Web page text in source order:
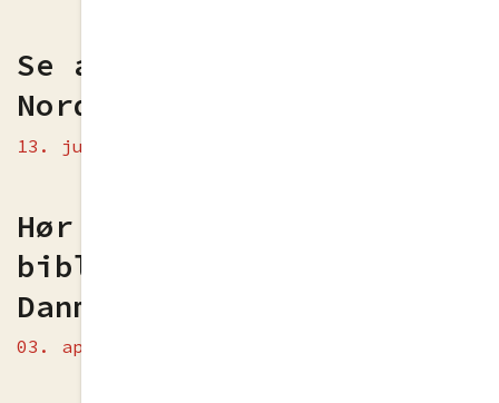
Se alle talerne fra
Nordisk Talefest 2024
13. jun 2024
Hør unge taletalenter på
biblioteker i hele
Danmark
03. apr 2024